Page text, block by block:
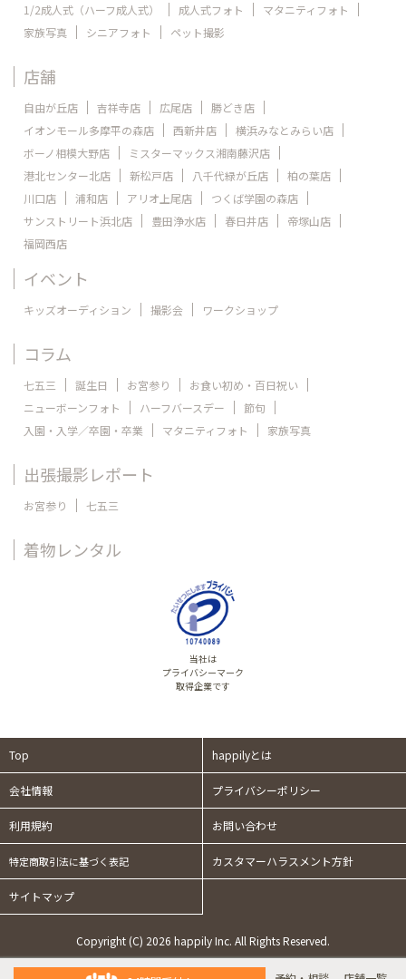
1/2成人式（ハーフ成人式）
成人式フォト
マタニティフォト
家族写真
シニアフォト ペット撮影
店舗
自由が丘店 吉祥寺店 広尾店
勝どき店
イオンモール多摩平の森店
西新井店
横浜みなとみらい店
ボーノ相模大野店
ミスターマックス湘南藤沢店
港北センター北店
新松戸店 八千代緑が丘店
柏の葉店
川口店
浦和店 アリオ上尾店
つくば学園の森店
サンストリート浜北店
豊田浄水店 春日井店
帝塚山店
福岡西店
イベント
キッズオーディション 撮影会 ワークショップ
コラム
七五三 誕生日 お宮参り
お食い初め・百日祝い
ニューボーンフォト
ハーフバースデー
節句
入園・入学／卒園・卒業
マタニティフォト 家族写真
出張撮影レポート
お宮参り 七五三
着物レンタル
当社は
プライバシーマーク
取得企業です
Top happilyとは
会社情報 プライバシーポリシー
利用規約 お問い合わせ
特定商取引法に基づく表記 カスタマーハラスメント方針
サイトマップ
Copyright (C) 2026 happily Inc. All Rights Reserved.